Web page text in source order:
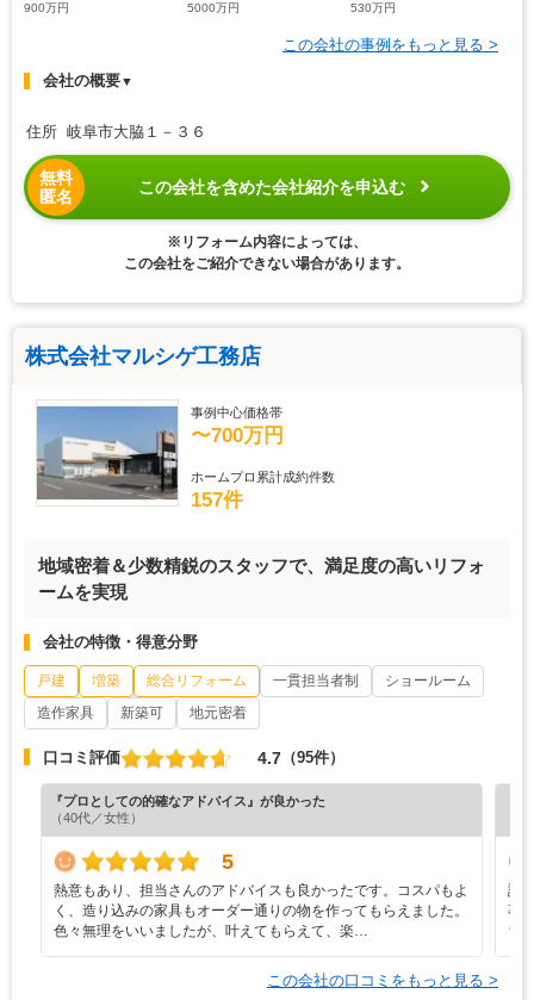
900万円
5000万円
530万円
この会社の事例をもっと見る >
会社の概要▼
住所 岐阜市大脇１－３６
無料
匿名
この会社を含めた会社紹介を申込む
※リフォーム内容によっては、
この会社をご紹介できない場合があります。
株式会社マルシゲ工務店
事例中心価格帯
〜700万円
ホームプロ累計成約件数
157件
地域密着＆少数精鋭のスタッフで、満足度の高いリフォ
ームを実現
会社の特徴・得意分野
戸建 増築 総合リフォーム 一貫担当者制
ショールーム
造作家具
新築可 地元密着
口コミ評価 4.7 （95件）
『プロとしての的確なアドバイス』が良かった
（40代／女性）
5
熱意もあり、担当さんのアドバイスも良かったです。コスパもよ
く、造り込みの家具もオーダー通りの物を作ってもらえました。
色々無理をいいましたが、叶えてもらえて、楽…
設
事
ち
この会社の口コミをもっと見る >